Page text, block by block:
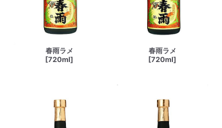
春雨ラメ
[720ml]
春雨ラメ
[720ml]